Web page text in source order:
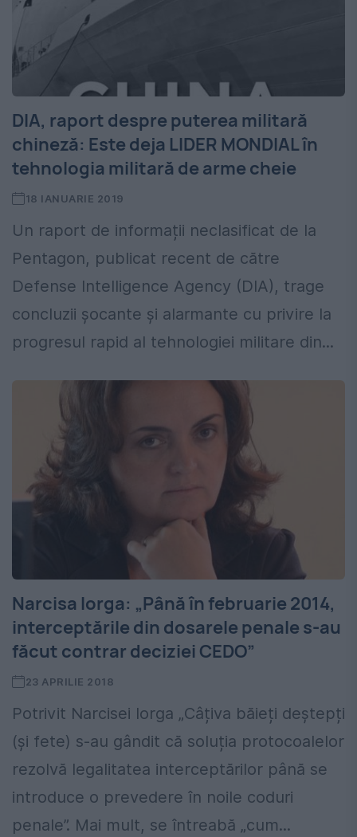
DIA, raport despre puterea militară
chineză: Este deja LIDER MONDIAL în
tehnologia militară de arme cheie
18 IANUARIE 2019
Un raport de informații neclasificat de la
Pentagon, publicat recent de către
Defense Intelligence Agency (DIA), trage
concluzii șocante și alarmante cu privire la
progresul rapid al tehnologiei militare din...
Narcisa Iorga: „Până în februarie 2014,
interceptările din dosarele penale s-au
făcut contrar deciziei CEDO”
23 APRILIE 2018
Potrivit Narcisei Iorga „Câțiva băieți deștepți
(și fete) s-au gândit că soluția protocoalelor
rezolvă legalitatea interceptărilor până se
introduce o prevedere în noile coduri
penale”. Mai mult, se întreabă „cum...